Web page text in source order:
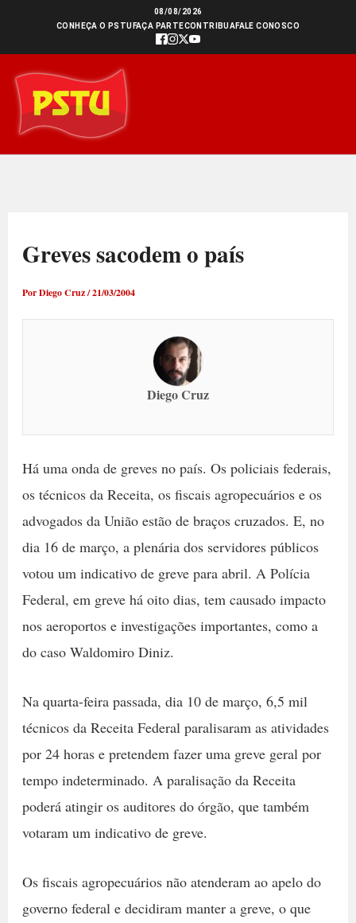
conteúdo
08/08/2026
CONHEÇA O PSTU FAÇA PARTECONTRIBUAFALE CONOSCO
Greves sacodem o país
PorDiego Cruz/21/03/2004
Diego Cruz
Há uma onda de greves no país. Os policiais federais,
os técnicos da Receita, os fiscais agropecuários e os
advogados da União estão de braços cruzados. E, no
dia 16 de março, a plenária dos servidores públicos
votou um indicativo de greve para abril. A Polícia
Federal, em greve há oito dias, tem causado impacto
nos aeroportos e investigações importantes, como a
do caso Waldomiro Diniz.
Na quarta-feira passada, dia 10 de março, 6,5 mil
técnicos da Receita Federal paralisaram as atividades
por 24 horas e pretendem fazer uma greve geral por
tempo indeterminado. A paralisação da Receita
poderá atingir os auditores do órgão, que também
votaram um indicativo de greve.
Os fiscais agropecuários não atenderam ao apelo do
governo federal e decidiram manter a greve, o que